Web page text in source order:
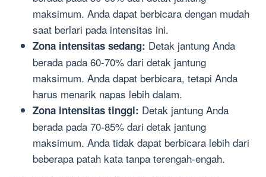
maksimum. Anda dapat berbicara dengan mudah
saat berlari pada intensitas ini.
Zona intensitas sedang: Detak jantung Anda
berada pada 60-70% dari detak jantung
maksimum. Anda dapat berbicara, tetapi Anda
harus menarik napas lebih dalam.
Zona intensitas tinggi: Detak jantung Anda
berada pada 70-85% dari detak jantung
maksimum. Anda tidak dapat berbicara lebih dari
beberapa patah kata tanpa terengah-engah.